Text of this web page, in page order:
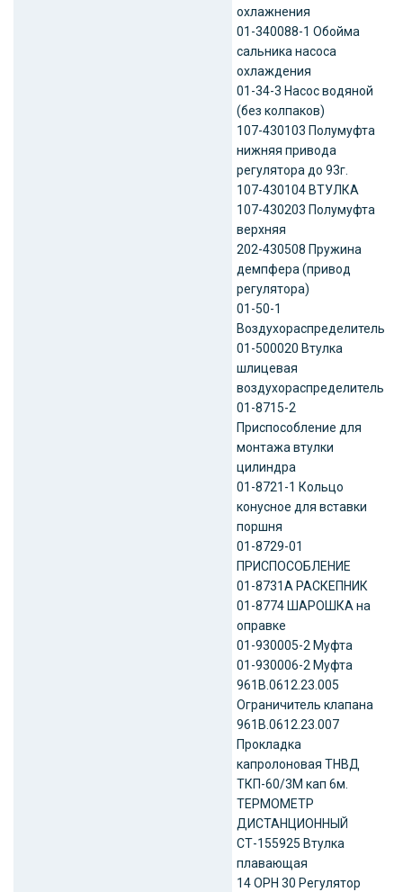
охлажнения
01-340088-1 Обойма
сальника насоса
охлаждения
01-34-3 Насос водяной
(без колпаков)
107-430103 Полумуфта
нижняя привода
регулятора до 93г.
107-430104 ВТУЛКА
107-430203 Полумуфта
верхняя
202-430508 Пружина
демпфера (привод
регулятора)
01-50-1
Воздухораспределитель
01-500020 Втулка
шлицевая
воздухораспределитель
01-8715-2
Приспособление для
монтажа втулки
цилиндра
01-8721-1 Кольцо
конусное для вставки
поршня
01-8729-01
ПРИСПОСОБЛЕНИЕ
01-8731А РАСКЕПНИК
01-8774 ШАРОШКА на
оправке
01-930005-2 Муфта
01-930006-2 Муфта
961В.0612.23.005
Ограничитель клапана
961В.0612.23.007
Прокладка
капролоновая ТНВД
ТКП-60/3М кап 6м.
ТЕРМОМЕТР
ДИСТАНЦИОННЫЙ
СТ-155925 Втулка
плавающая
14 ОРН 30 Регулятор